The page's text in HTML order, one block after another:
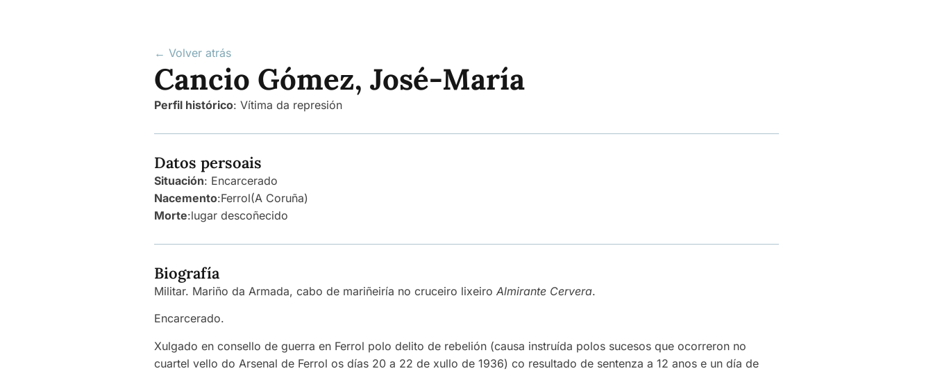
← Volver atrás
Cancio Gómez, José-María
Perfil histórico: Vítima da represión
Datos persoais
Situación: Encarcerado
Nacemento:Ferrol(A Coruña)
Morte:lugar descoñecido
Biografía
Militar. Mariño da Armada, cabo de mariñeiría no cruceiro lixeiro Almirante Cervera.
Encarcerado.
Xulgado en consello de guerra en Ferrol polo delito de rebelión (causa instruída polos sucesos que ocorreron no
cuartel vello do Arsenal de Ferrol os días 20 a 22 de xullo de 1936) co resultado de sentenza a 12 anos e un día de